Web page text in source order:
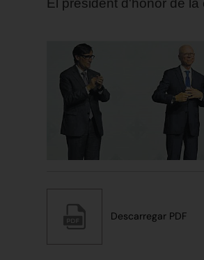
El president d'honor de
Descarregar PDF